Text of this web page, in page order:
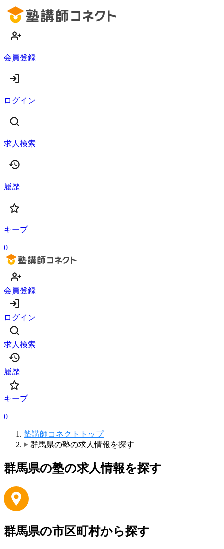
会員登録
ログイン
求人検索
履歴
キープ
0
会員登録
ログイン
求人検索
履歴
キープ
0
塾講師コネクトトップ
群馬県の塾の求人情報を探す
群馬県の塾の求人情報を探す
群馬県の市区町村から探す